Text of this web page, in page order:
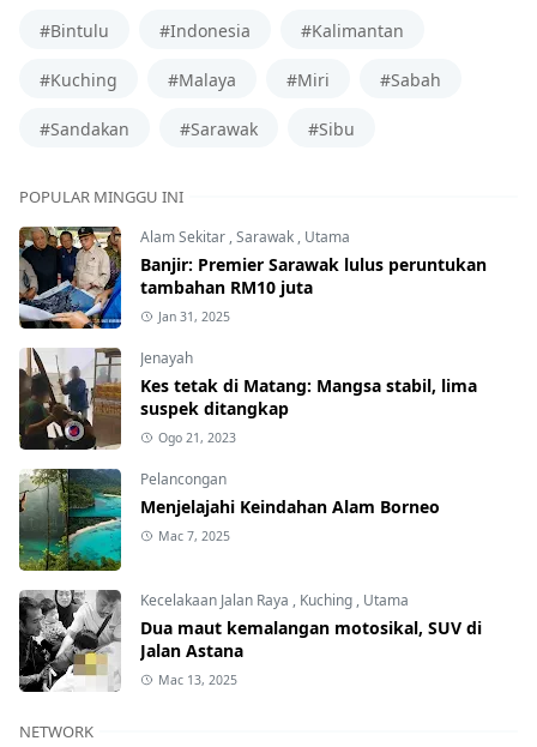
#Bintulu #Indonesia #Kalimantan
#Kuching #Malaya #Miri #Sabah
#Sandakan #Sarawak #Sibu
POPULAR MINGGU INI
Alam Sekitar ,Sarawak , Utama
Banjir: Premier Sarawak lulus peruntukan
tambahan RM10 juta
Jan 31, 2025
Jenayah
Kes tetak di Matang: Mangsa stabil, lima
suspek ditangkap
Ogo 21, 2023
Pelancongan
Menjelajahi Keindahan Alam Borneo
Mac 7, 2025
Kecelakaan Jalan Raya , Kuching , Utama
Dua maut kemalangan motosikal, SUV di
Jalan Astana
Mac 13, 2025
NETWORK